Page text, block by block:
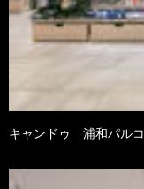
キャンドゥ 浦和パルコ